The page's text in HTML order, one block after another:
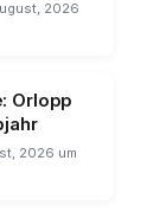
2026
Orlopp
2026 um